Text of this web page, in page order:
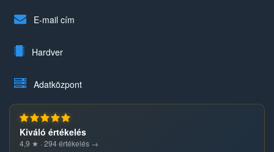
E-mail cím
Hardver
Adatközpont
Kiváló értékelés
4,9 ★ · 294 értékelés →